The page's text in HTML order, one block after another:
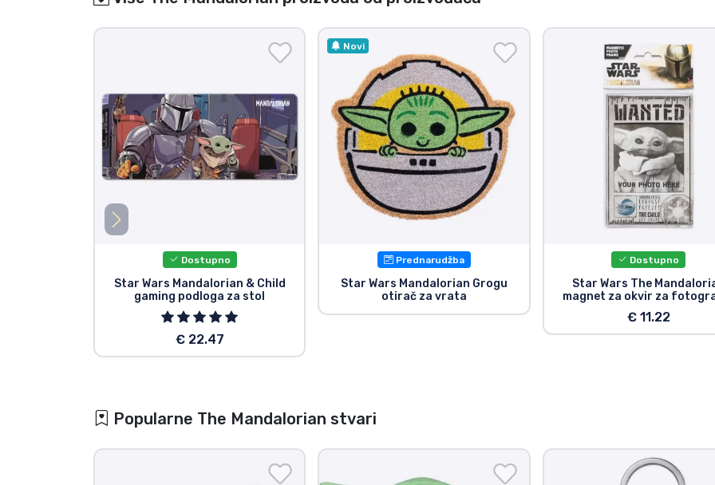
Dostupno
Star Wars Mandalorian & Child
gaming podloga za stol
€ 22.47
Novi
Prednarudžba
Star Wars Mandalorian Grogu
otirač za vrata
Dostupno
Star Wars The
magnet za okvir za
€ 11.22
Popularne The Mandalorian stvari